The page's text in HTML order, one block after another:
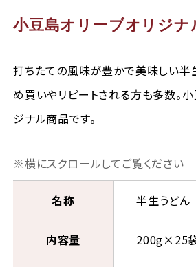
小豆島オリーブオリジナ
打ちたての風味が豊かで美味しい半
め買いやリピートされる方も多数。
ジナル商品です。
名称 半生うどん
内容量 200g×25